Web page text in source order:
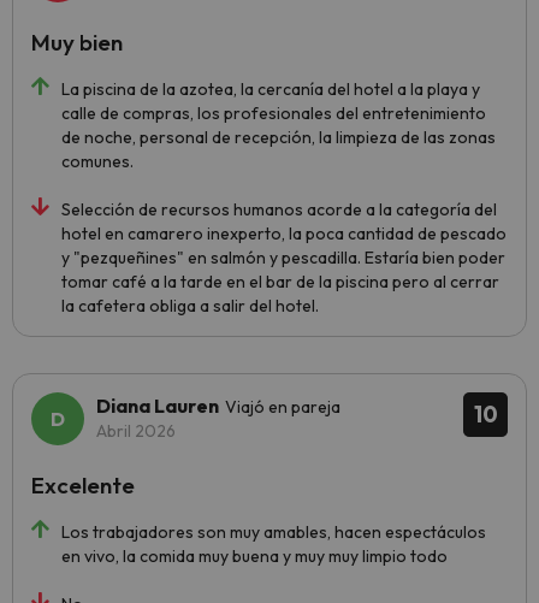
La piscina de la azotea, la cercanía del hotel a la playa y
calle de compras, los profesionales del entretenimiento
de noche, personal de recepción, la limpieza de las zonas
comunes.
Selección de recursos humanos acorde a la categoría del
hotel en camarero inexperto, la poca cantidad de pescado
y "pezqueñines" en salmón y pescadilla. Estaría bien poder
tomar café a la tarde en el bar de la piscina pero al cerrar
la cafetera obliga a salir del hotel.
Muy bien
10
Diana Lauren Viajó en pareja
Abril 2026
Los trabajadores son muy amables, hacen espectáculos
en vivo, la comida muy buena y muy muy limpio todo
Excelente